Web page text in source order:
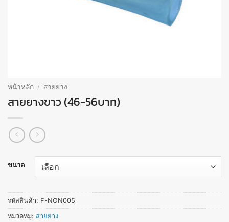
หน้าหลัก / สายยาง
สายยางขาว (46-56บาท)
ขนาด
รหัสสินค้า: F-NON005
หมวดหมู่: สายยาง